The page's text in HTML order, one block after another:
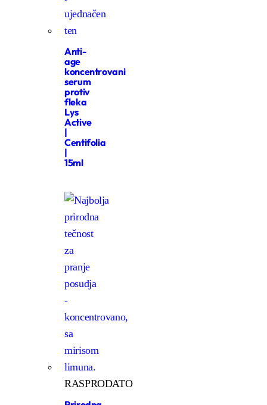
Anti-
age
koncentrovani
serum
protiv
fleka
Lys
Active
|
Centifolia
|
15ml
RASPRODATO